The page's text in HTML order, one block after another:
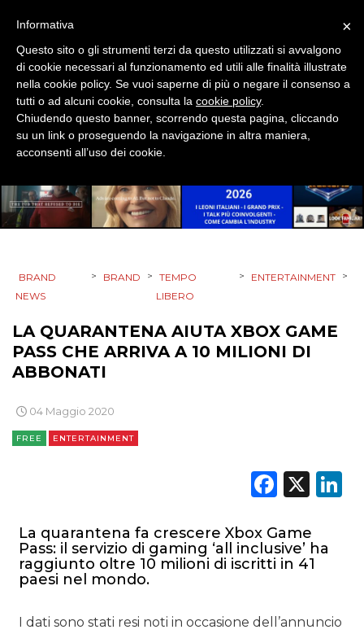
PROMOZIONI
PRODOTTI
PUNTI VENDITA
STRATEGIE
CINEMA
DIGITALE
EDITORIA
ESTERNA
BRAND
NEWS
> BRAND > TEMPO
LIBERO
> ENTERTAINMENT >
LA QUARANTENA AIUTA XBOX GAME
PASS CHE ARRIVA A 10 MILIONI DI
ABBONATI
04 Maggio 2020
FREE ENTERTAINMENT
X
La quarantena fa crescere Xbox Game
Pass: il servizio di gaming ‘all inclusive’ ha
raggiunto oltre 10 milioni di iscritti in 41
paesi nel mondo.
I dati sono stati resi noti in occasione dell’annuncio
×
Informativa
Questo sito o gli strumenti terzi da questo utilizzati si avvalgono
di cookie necessari al funzionamento ed utili alle finalità illustrate
nella cookie policy. Se vuoi saperne di più o negare il consenso a
tutti o ad alcuni cookie, consulta la cookie policy.
Chiudendo questo banner, scorrendo questa pagina, cliccando
su un link o proseguendo la navigazione in altra maniera,
acconsenti all’uso dei cookie.